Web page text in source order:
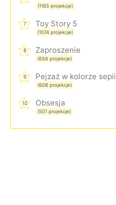
(1165 projekcje)
7 Toy Story 5
(1074 projekcje)
8 Zaproszenie
(656 projekcje)
9 Pejzaż w kolorze sepii
(608 projekcje)
10 Obsesja
(501 projekcje)